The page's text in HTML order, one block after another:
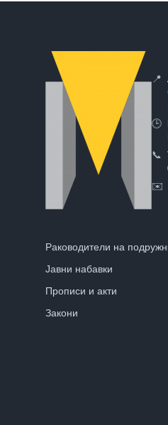
📍
🕒
📞
✉️
Раководители на
Јавни набавки
Прописи и акти
Закони